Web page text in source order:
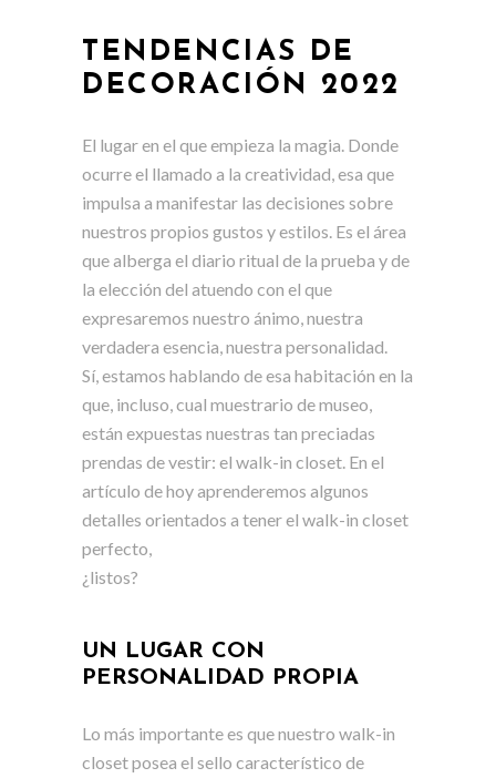
TENDENCIAS DE
DECORACIÓN 2022
El lugar en el que empieza la magia. Donde
ocurre el llamado a la creatividad, esa que
impulsa a manifestar las decisiones sobre
nuestros propios gustos y estilos. Es el área
que alberga el diario ritual de la prueba y de
la elección del atuendo con el que
expresaremos nuestro ánimo, nuestra
verdadera esencia, nuestra personalidad.
Sí, estamos hablando de esa habitación en la
que, incluso, cual muestrario de museo,
están expuestas nuestras tan preciadas
prendas de vestir: el walk-in closet. En el
artículo de hoy aprenderemos algunos
detalles orientados a tener el walk-in closet
perfecto,
¿listos?
UN LUGAR CON
PERSONALIDAD PROPIA
Lo más importante es que nuestro walk-in
closet posea el sello característico de